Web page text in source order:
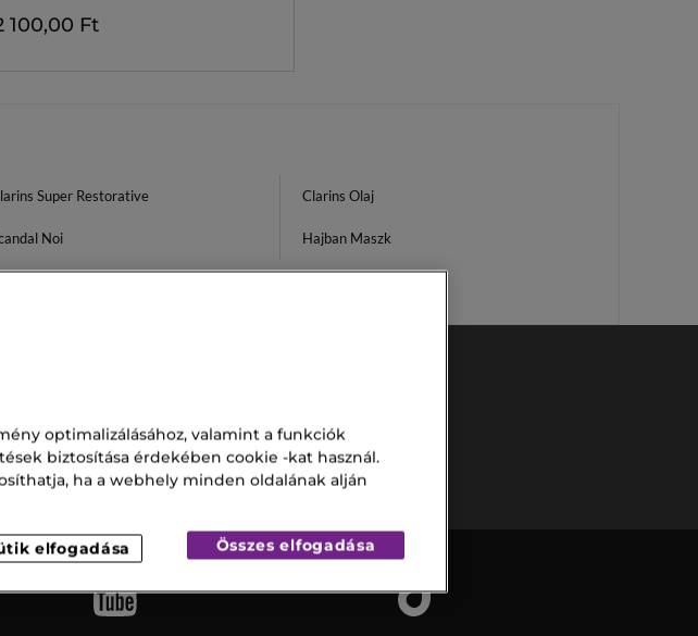
100,00 Ft
Super Restorative Clarins Olaj
Noi Hajban Maszk
Vevőszolgálat
Biztonságos
fizetés
optimalizálásához, valamint a funkciók
biztosítása érdekében cookie -kat használ.
ha a webhely minden oldalának alján
elfogadása Összes elfogadása